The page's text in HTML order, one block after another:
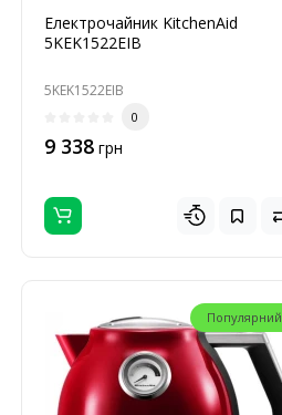
Електрочайник KitchenAid
5KEK1522EIB
5KEK1522EIB
0
9 338грн
Популярний